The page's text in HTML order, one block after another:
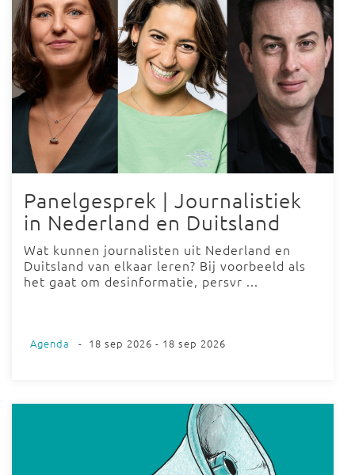
Panelgesprek | Journalistiek
in Nederland en Duitsland
Wat kunnen journalisten uit Nederland en
Duitsland van elkaar leren? Bij voorbeeld als
het gaat om desinformatie, persvr ...
Agenda - 18 sep 2026 - 18 sep 2026